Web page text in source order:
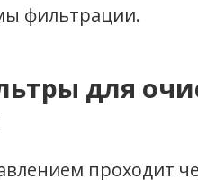
фильтрации.
для
проходит